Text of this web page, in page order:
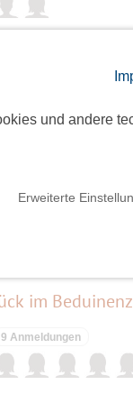
und andere
Erweiterte
- mit Sonne
Berlins----
im
9 Anmeldungen